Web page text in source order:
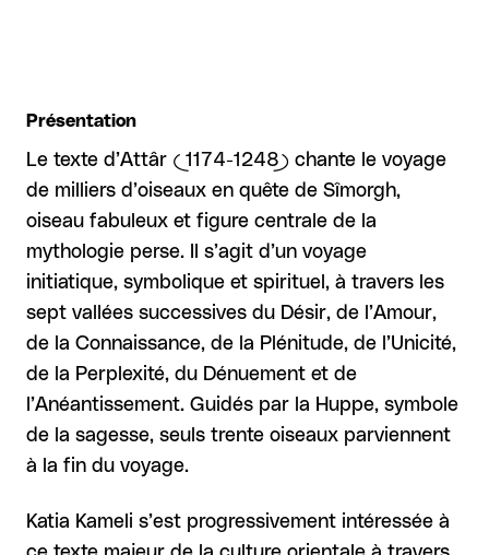
Présentation
Le texte d’Attâr (1174-1248) chante le voyage
de milliers d’oiseaux en quête de Sîmorgh,
oiseau fabuleux et figure centrale de la
mythologie perse. Il s’agit d’un voyage
initiatique, symbolique et spirituel, à travers les
sept vallées successives du Désir, de l’Amour,
de la Connaissance, de la Plénitude, de l’Unicité,
de la Perplexité, du Dénuement et de
l’Anéantissement. Guidés par la Huppe, symbole
de la sagesse, seuls trente oiseaux parviennent
à la fin du voyage.
Katia Kameli s’est progressivement intéressée à